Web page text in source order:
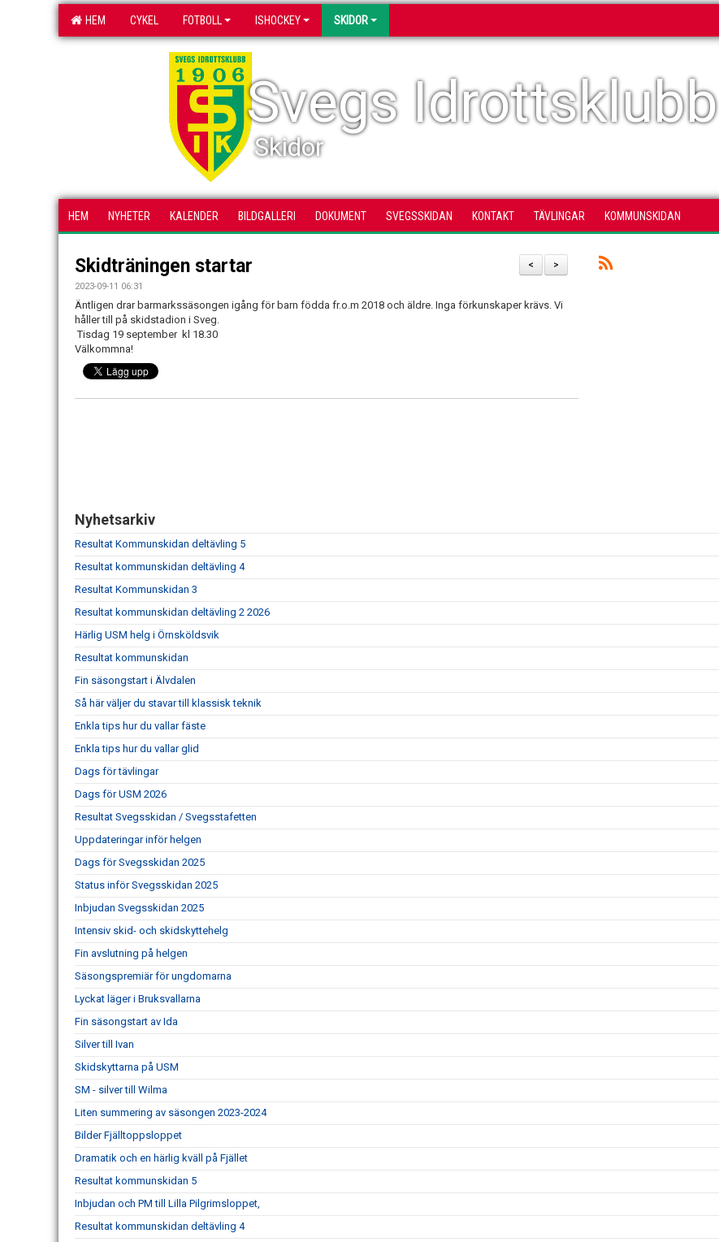
HEM CYKEL FOTBOLL ISHOCKEY SKIDOR
Svegs Idrottsklubb
Skidor
HEM NYHETER KALENDER BILDGALLERI DOKUMENT SVEGSSKIDAN KONTAKT TÄVLINGAR KOMMUNSKIDAN
>
<
Skidträningen startar
2023-09-11 06:31
Äntligen drar barmarkssäsongen igång för barn födda fr.o.m 2018 och äldre. Inga förkunskaper krävs. Vi
håller till på skidstadion i Sveg.
Tisdag 19 september kl 18.30
Välkommna!
Nyhetsarkiv
Resultat Kommunskidan deltävling 5
Resultat kommunskidan deltävling 4
Resultat Kommunskidan 3
Resultat kommunskidan deltävling 2 2026
Härlig USM helg i Örnsköldsvik
Resultat kommunskidan
Fin säsongstart i Älvdalen
Så här väljer du stavar till klassisk teknik
Enkla tips hur du vallar fäste
Enkla tips hur du vallar glid
Dags för tävlingar
Dags för USM 2026
Resultat Svegsskidan / Svegsstafetten
Uppdateringar inför helgen
Dags för Svegsskidan 2025
Status inför Svegsskidan 2025
Inbjudan Svegsskidan 2025
Intensiv skid- och skidskyttehelg
Fin avslutning på helgen
Säsongspremiär för ungdomarna
Lyckat läger i Bruksvallarna
Fin säsongstart av Ida
Silver till Ivan
Skidskyttarna på USM
SM - silver till Wilma
Liten summering av säsongen 2023-2024
Bilder Fjälltoppsloppet
Dramatik och en härlig kväll på Fjället
Resultat kommunskidan 5
Inbjudan och PM till Lilla Pilgrimsloppet,
Resultat kommunskidan deltävling 4